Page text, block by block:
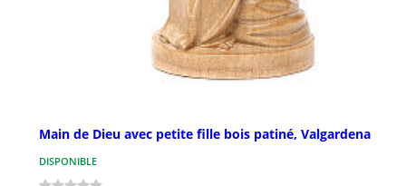
Main de Dieu avec petite fille bois patiné, Valgardena
DISPONIBLE